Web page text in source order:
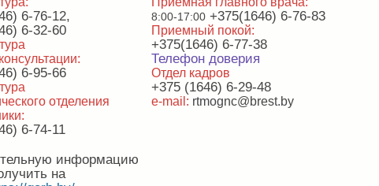
6-76-12,
6-32-60
6-95-66
отделения
6-74-11
информацию
на
8:00-17:00 +375(1646) 6-76-83
Приемный покой:
+375(1646) 6-77-38
Телефон доверия
Отдел кадров
+375 (1646) 6-29-48
e-mail: rtmognc@brest.by